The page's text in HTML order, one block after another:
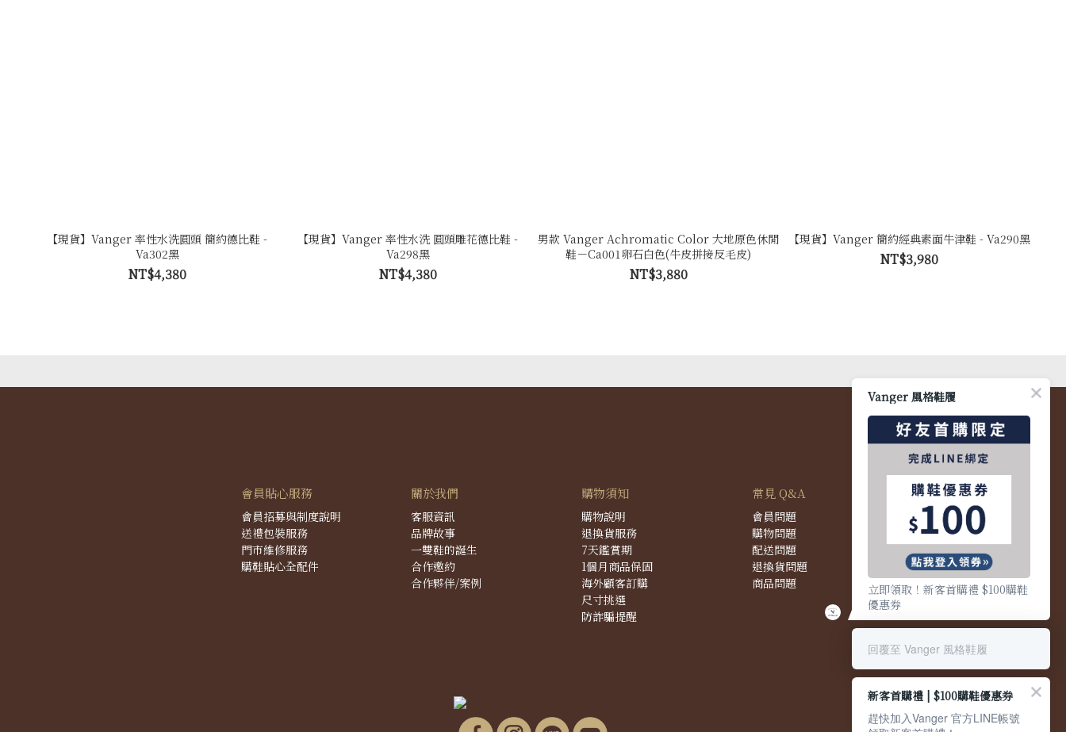
【現貨】Vanger 率性水洗圓頭 簡約德比鞋 -
Va302黑
NT$4,380
【現貨】Vanger 率性水洗 圓頭雕花德比鞋 -
Va298黑
NT$4,380
男款 Vanger Achromatic Color 大地原色休閒
鞋－Ca001卵石白色(牛皮拼接反毛皮)
NT$3,880
【現貨】Vanger 簡約經典素面牛津鞋 - Va290黑
NT$3,980
會員貼心服務
會員招募與制度說明
送禮包裝服務
門市維修服務
購鞋貼心全配件
關於我們
客服資訊
品牌故事
一雙鞋的誕生
合作邀約
合作夥伴/案例
購物須知
購物說明
退換貨服務
7天鑑賞期
1個月商品保固
海外顧客訂購
尺寸挑選
防詐騙提醒
常見 Q&A
會員問題
購物問題
配送問題
退換貨問題
商品問題
Vanger 風格鞋履
立即領取！新客首購禮 $100購鞋
優惠券
回覆至 Vanger 風格鞋履
新客首購禮 | $100購鞋優惠券
趕快加入Vanger 官方LINE帳號